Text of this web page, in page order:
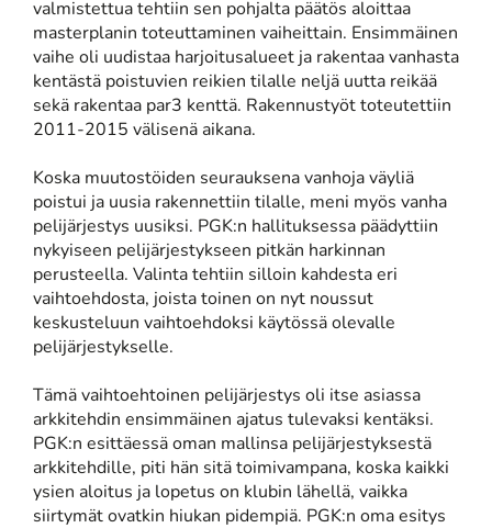
valmistettua tehtiin sen pohjalta päätös aloittaa
masterplanin toteuttaminen vaiheittain. Ensimmäinen
vaihe oli uudistaa harjoitusalueet ja rakentaa vanhasta
kentästä poistuvien reikien tilalle neljä uutta reikää
sekä rakentaa par3 kenttä. Rakennustyöt toteutettiin
2011-2015 välisenä aikana.
Koska muutostöiden seurauksena vanhoja väyliä
poistui ja uusia rakennettiin tilalle, meni myös vanha
pelijärjestys uusiksi. PGK:n hallituksessa päädyttiin
nykyiseen pelijärjestykseen pitkän harkinnan
perusteella. Valinta tehtiin silloin kahdesta eri
vaihtoehdosta, joista toinen on nyt noussut
keskusteluun vaihtoehdoksi käytössä olevalle
pelijärjestykselle.
Tämä vaihtoehtoinen pelijärjestys oli itse asiassa
arkkitehdin ensimmäinen ajatus tulevaksi kentäksi.
PGK:n esittäessä oman mallinsa pelijärjestyksestä
arkkitehdille, piti hän sitä toimivampana, koska kaikki
ysien aloitus ja lopetus on klubin lähellä, vaikka
siirtymät ovatkin hiukan pidempiä. PGK:n oma esitys